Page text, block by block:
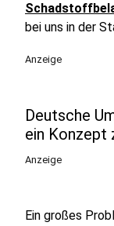
bei uns in der
Anzeige
Deutsche
ein Konzept
Anzeige
Ein großes